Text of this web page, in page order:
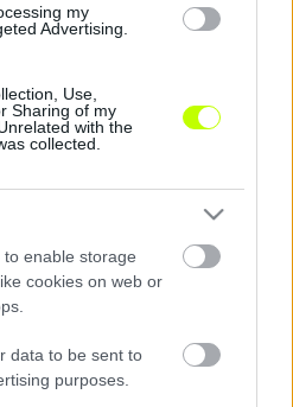
my
Advertising.
Use,
Sharing of my
with the
collected.
enable storage
cookies on web or
data to be sent to
purposes.
szerint a szóban forgó
felfedni kilétét a
annyit lehet tudni róla,
van már érdekeltsége a
a hosszú távú
és
győri infrastruktúra
a klubban.